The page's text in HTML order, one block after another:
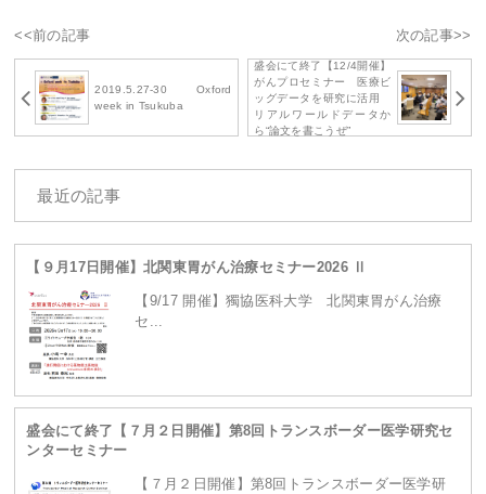
<<前の記事
2019.5.27-30 Oxford
week in Tsukuba
次の記事>>
盛会にて終了【12/4開催】
がんプロセミナー 医療ビ
ッグデータを研究に活用
リアルワールドデータか
ら“論文を書こうぜ”
最近の記事
【９月17日開催】北関東胃がん治療セミナー2026 Ⅱ
【9/17 開催】獨協医科大学 北関東胃がん治療
セ...
盛会にて終了【７月２日開催】第8回トランスボーダー医学研究セ
ンターセミナー
【７月２日開催】第8回トランスボーダー医学研